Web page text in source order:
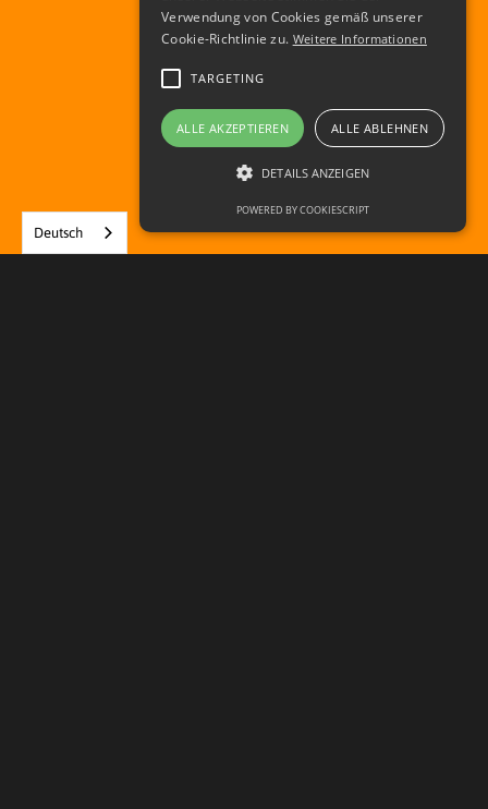
Deutsch
Verwendung von Cookies gemäß unserer
Cookie-Richtlinie zu. Weitere Informationen
TARGETING
ALLE AKZEPTIEREN ALLE ABLEHNEN
DETAILS ANZEIGEN
POWERED BY COOKIESCRIPT